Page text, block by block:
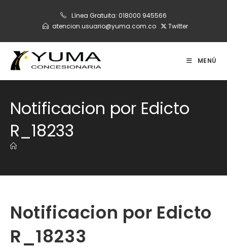
Línea Gratuita: 018000 945566
atencion.usuario@yuma.com.co
Twitter
MENÚ
Notificacion por Edicto
R_18233
Notificacion por Edicto
R_18233